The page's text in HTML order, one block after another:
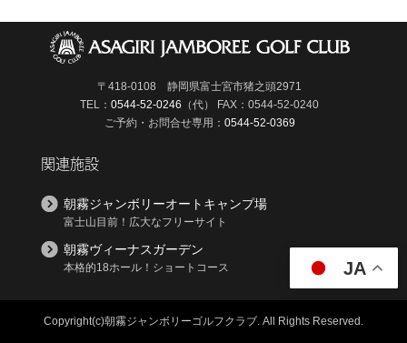
JA
〒418-0108 静岡県富士宮市猪之頭2971
TEL：0544-52-0246 （代） FAX：0544-52-0240
ご予約・お問合せ専用： 0544-52-0369
関連施設
朝霧ジャンボリーオートキャンプ場
富士山目前！広大なフリーサイト
朝霧ヴィーナスガーデン
本格的18ホール！ショートコース
Copyright(c)朝霧ジャンボリーゴルフクラブ. All Rights Reserved.